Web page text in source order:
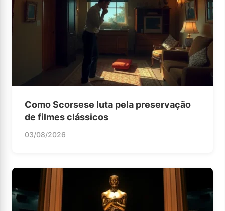
Como Scorsese luta pela preservação
de filmes clássicos
03/08/2026